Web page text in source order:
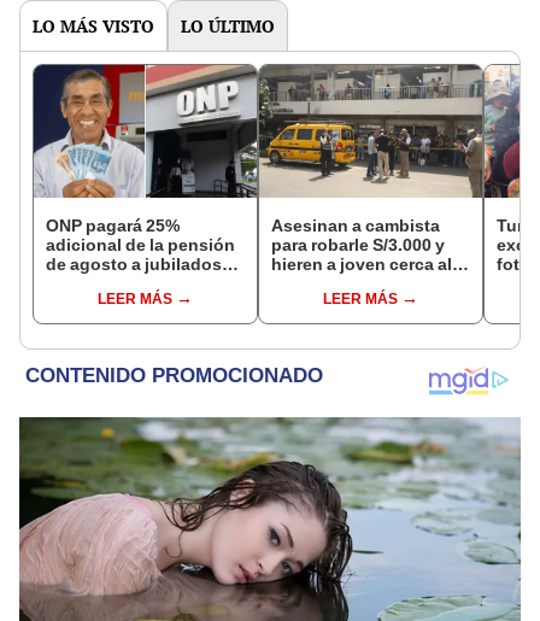
LO MÁS VISTO LO ÚLTIMO
ONP pagará 25%
adicional de la pensión
de agosto a jubilados
requisito: ¿cómo saber
si soy beneficiario?
LEER MÁS
Asesinan a cambista
para robarle S/3.000 y
hieren a joven cerca al
CercadoLEER MÁS